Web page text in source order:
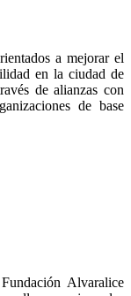
a mejorar el
en la ciudad de
de alianzas con
de base
Alvaralice